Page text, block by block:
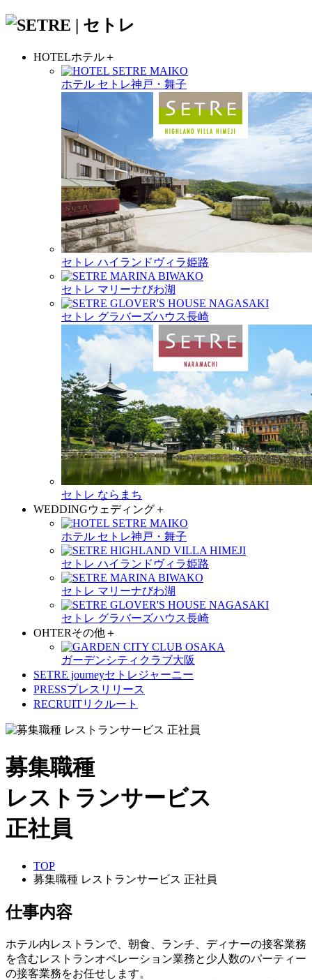
HOTELホテル＋
ホテル セトレ神戸・舞子
セトレ ハイランドヴィラ姫路
セトレ マリーナびわ湖
セトレ グラバーズハウス長崎
セトレ ならまち
WEDDINGウェディング＋
ホテル セトレ神戸・舞子
セトレ ハイランドヴィラ姫路
セトレ マリーナびわ湖
セトレ グラバーズハウス長崎
OHTERその他＋
ガーデンシティクラブ大阪
SETRE journeyセトレジャーニー
PRESSプレスリリース
RECRUITリクルート
募集職種
レストランサービス
正社員
TOP
募集職種 レストランサービス 正社員
仕事内容
ホテル内レストランで、朝食、ランチ、ディナーの接客業務
を含むレストランオペレーション業務と少人数のパーティー
の接客業務をお任せします。